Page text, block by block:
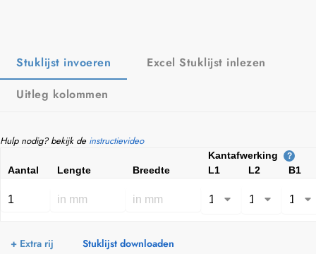
Stuklijst invoeren
Excel Stuklijst inlezen
Uitleg kolommen
Hulp nodig? bekijk de instructievideo
Kantafwerking ?
Aantal Lengte Breedte L1 L2 B1
+ Extra rij Stuklijst downloaden